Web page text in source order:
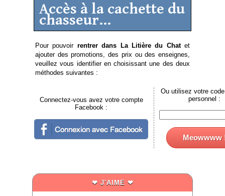
Accès à la cachette du
chasseur...
Pour pouvoir rentrer dans La Litière du Chatet
ajouter des promotions, des prix ou des enseignes,
veuillez vous identifier en choisissant une des deux
méthodes suivantes :
Connectez-vous avez votre compte
Facebook :
Ou utilisez votre
personnel :
Meowwww
❤ J'AIME ❤